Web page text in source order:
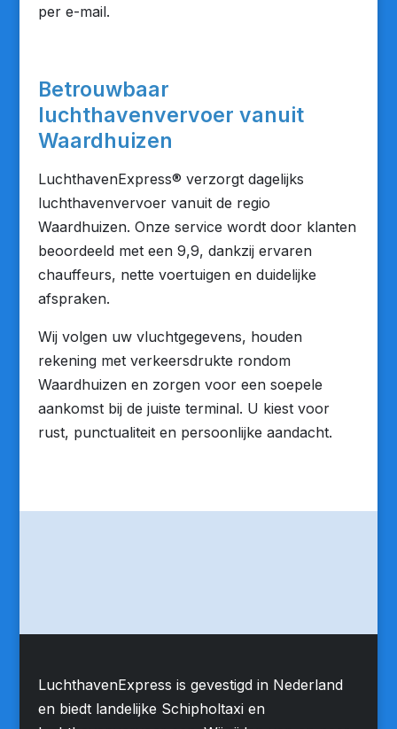
per e-mail.
Betrouwbaar
luchthavenvervoer vanuit
Waardhuizen
LuchthavenExpress® verzorgt dagelijks
luchthavenvervoer vanuit de regio
Waardhuizen. Onze service wordt door klanten
beoordeeld met een 9,9, dankzij ervaren
chauffeurs, nette voertuigen en duidelijke
afspraken.
Wij volgen uw vluchtgegevens, houden
rekening met verkeersdrukte rondom
Waardhuizen en zorgen voor een soepele
aankomst bij de juiste terminal. U kiest voor
rust, punctualiteit en persoonlijke aandacht.
LuchthavenExpress is gevestigd in Nederland
en biedt landelijke Schipholtaxi en